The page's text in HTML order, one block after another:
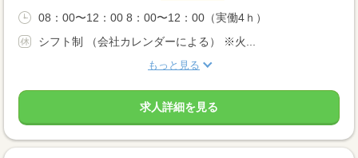
08：00〜12：00 8：00〜12：00（実働4ｈ）
シフト制 （会社カレンダーによる） ※火...
もっと見る
求人詳細を見る